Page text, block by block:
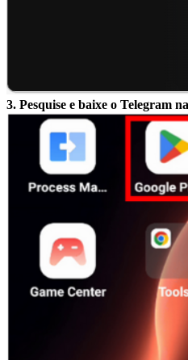
3. Pesquise e baixe o Telegram